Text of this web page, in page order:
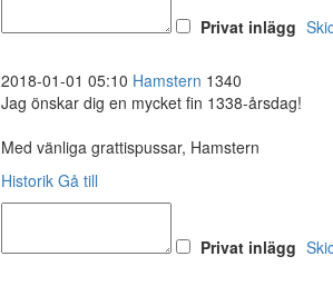
Privat inlägg
2018-01-01 05:10 Hamstern 1340
Jag önskar dig en mycket fin 1338-årsdag!
Med vänliga grattispussar, Hamstern
Historik Gå till
Privat inlägg